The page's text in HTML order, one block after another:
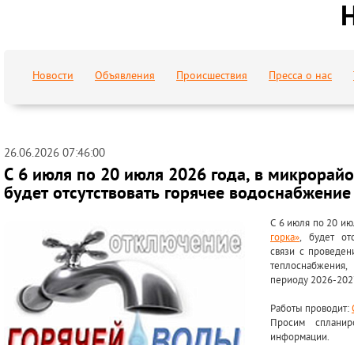
Новости Объявления Происшествия Пресса о нас
26.06.2026 07:46:00
С 6 июля по 20 июля 2026 года, в
будет отсутствовать горячее водоснабжение
С 6 июля по 20
горка», будет
связи с
периоду 2026-
Работы проводит:
Просим
информации.